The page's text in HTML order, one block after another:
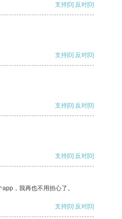
支持[0] 反对[0]
支持[0] 反对[0]
支持[0] 反对[0]
支持[0] 反对[0]
，我再也不用担心了。
支持[0] 反对[0]